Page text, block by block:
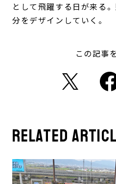
として飛躍する日が来る
分をデザインしていく。
この記事
related